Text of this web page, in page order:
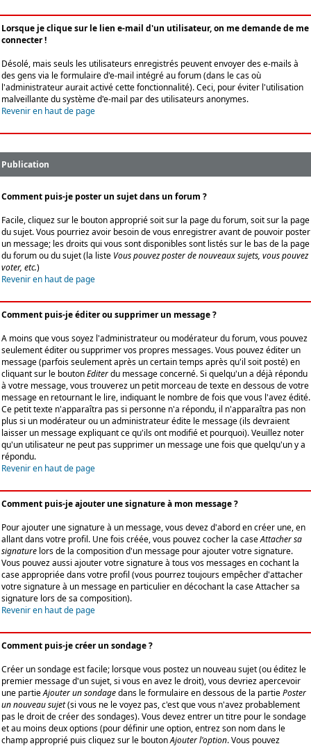
Lorsque je clique sur le lien e-mail d'un utilisateur, on me demande de me
connecter !
Désolé, mais seuls les utilisateurs enregistrés peuvent envoyer des e-mails à
des gens via le formulaire d'e-mail intégré au forum (dans le cas où
l'administrateur aurait activé cette fonctionnalité). Ceci, pour éviter l'utilisation
malveillante du système d'e-mail par des utilisateurs anonymes.
Revenir en haut de page
Publication
Comment puis-je poster un sujet dans un forum ?
Facile, cliquez sur le bouton approprié soit sur la page du forum, soit sur la page
du sujet. Vous pourriez avoir besoin de vous enregistrer avant de pouvoir poster
un message; les droits qui vous sont disponibles sont listés sur le bas de la page
du forum ou du sujet (la liste Vous pouvez poster de nouveaux sujets, vous pouvez
voter, etc.)
Revenir en haut de page
Comment puis-je éditer ou supprimer un message ?
A moins que vous soyez l'administrateur ou modérateur du forum, vous pouvez
seulement éditer ou supprimer vos propres messages. Vous pouvez éditer un
message (parfois seulement après un certain temps après qu'il soit posté) en
cliquant sur le boutonEditerdu message concerné. Si quelqu'un a déjà répondu
à votre message, vous trouverez un petit morceau de texte en dessous de votre
message en retournant le lire, indiquant le nombre de fois que vous l'avez édité.
Ce petit texte n'apparaîtra pas si personne n'a répondu, il n'apparaîtra pas non
plus si un modérateur ou un administrateur édite le message (ils devraient
laisser un message expliquant ce qu'ils ont modifié et pourquoi). Veuillez noter
qu'un utilisateur ne peut pas supprimer un message une fois que quelqu'un y a
répondu.
Revenir en haut de page
Comment puis-je ajouter une signature à mon message ?
Pour ajouter une signature à un message, vous devez d'abord en créer une, en
allant dans votre profil. Une fois créée, vous pouvez cocher la caseAttacher sa
signature lors de la composition d'un message pour ajouter votre signature.
Vous pouvez aussi ajouter votre signature à tous vos messages en cochant la
case appropriée dans votre profil (vous pourrez toujours empêcher d'attacher
votre signature à un message en particulier en décochant la case Attacher sa
signature lors de sa composition).
Revenir en haut de page
Comment puis-je créer un sondage ?
Créer un sondage est facile; lorsque vous postez un nouveau sujet (ou éditez le
premier message d'un sujet, si vous en avez le droit), vous devriez apercevoir
une partieAjouter un sondagedans le formulaire en dessous de la partiePoster
un nouveau sujet(si vous ne le voyez pas, c'est que vous n'avez probablement
pas le droit de créer des sondages). Vous devez entrer un titre pour le sondage
et au moins deux options (pour définir une option, entrez son nom dans le
champ approprié puis cliquez sur le boutonAjouter l'option. Vous pouvez